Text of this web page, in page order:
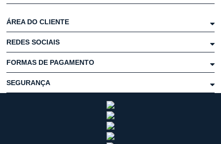
ÁREA DO CLIENTE
REDES SOCIAIS
FORMAS DE PAGAMENTO
SEGURANÇA